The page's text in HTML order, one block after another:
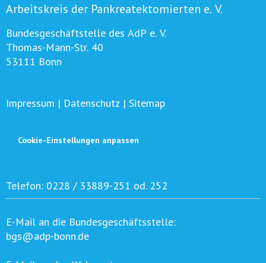
Arbeitskreis der Pankreatektomierten e. V.
Bundesgeschäftstelle des AdP e. V.
Thomas-Mann-Str. 40
53111 Bonn
Impressum | Datenschutz | Sitemap
Cookie-Einstellungen anpassen
Telefon: 0228 / 33889-251 od. 252
E-Mail an die Bundesgeschäftsstelle:
bgs@adp-bonn.de